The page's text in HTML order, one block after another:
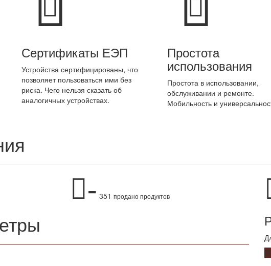
Сертификаты ЕЭП
Устройства сертифицированы, что
позволяет пользоваться ими без
риска. Чего нельзя сказать об
аналогичных устройствах.
Простота
использования
Простота в использовании,
обслуживании и ремонте.
Мобильность и
- 351 продано продуктов
Ø